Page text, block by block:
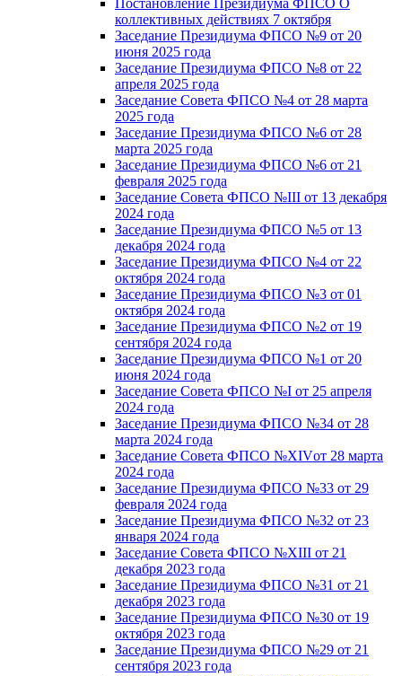
коллективных действиях 7 октября
Заседание Президиума ФПСО №9 от 20
июня 2025 года
Заседание Президиума ФПСО №8 от 22
апреля 2025 года
Заседание Совета ФПСО №4 от 28 марта
2025 года
Заседание Президиума ФПСО №6 от 28
марта 2025 года
Заседание Президиума ФПСО №6 от 21
февраля 2025 года
Заседание Совета ФПСО №III от 13 декабря
2024 года
Заседание Президиума ФПСО №5 от 13
декабря 2024 года
Заседание Президиума ФПСО №4 от 22
октября 2024 года
Заседание Президиума ФПСО №3 от 01
октября 2024 года
Заседание Президиума ФПСО №2 от 19
сентября 2024 года
Заседание Президиума ФПСО №1 от 20
июня 2024 года
Заседание Совета ФПСО №I от 25 апреля
2024 года
Заседание Президиума ФПСО №34 от 28
марта 2024 года
Заседание Совета ФПСО №XIVот 28 марта
2024 года
Заседание Президиума ФПСО №33 от 29
февраля 2024 года
Заседание Президиума ФПСО №32 от 23
января 2024 года
Заседание Совета ФПСО №XIII от 21
декабря 2023 года
Заседание Президиума ФПСО №31 от 21
декабря 2023 года
Заседание Президиума ФПСО №30 от 19
октября 2023 года
Заседание Президиума ФПСО №29 от 21
сентября 2023 года